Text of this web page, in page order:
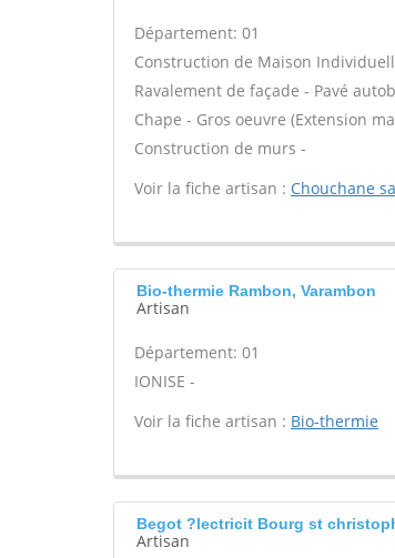
Département: 01
Construction de Maison
Ravalement de façade - Pavé
Chape - Gros oeuvre (Extension
Construction de murs -
Voir la fiche artisan : Chouchane
Bio-thermie Rambon, Varambon
Artisan
Département: 01
IONISE -
Voir la fiche artisan : Bio-thermie
Begot ?lectricit Bourg st
Artisan